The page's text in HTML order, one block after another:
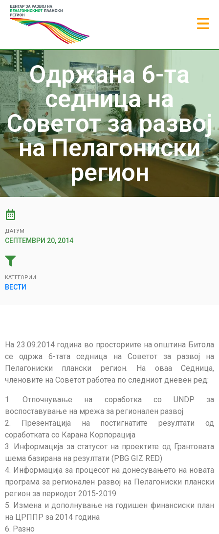
Одржана 6-та
седница на
Советот за развој
на Пелагониски
регион
ДАТУМ
СЕПТЕМВРИ 20, 2014
КАТЕГОРИИ
ВЕСТИ
На 23.09.2014 година во просториите на општина Битола
се одржа 6-тата седница на Советот за развој на
Пелагониски плански регион. На оваа Седница,
членовите на Советот работеа по следниот дневен ред:
1. Отпочнување на соработка со UNDP за
воспоставување на мрежа за регионален развој
2. Презентација на постигнатите резултати од
соработката со Карана Корпорација
3. Информација за статусот на проектите од Грантовата
шема базирана на резултати (PBG GIZ RED)
4. Информација за процесот на донесувањето на новата
програма за регионален развој на Пелагониски плански
регион за периодот 2015-2019
5. Измена и дополнување на годишен финансиски план
на ЦРППР за 2014 година
6. Разно